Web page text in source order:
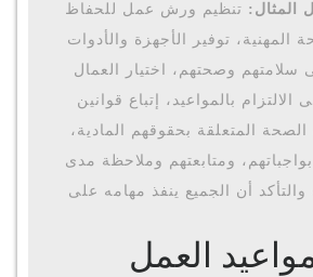
المثال: تنظيم ورش عمل للحفاظ
المهنية، توفير الأجهزة والأدوات
سلامتهم وصحتهم، اختيار العمال
الالتزام بالمواعيد، إتباع قوانين
المتعلقة بحقوقهم المادية،
ومتابعتهم وملاحظة مدى
والتأكد أن الجميع ينفذ مهامه على
العمل